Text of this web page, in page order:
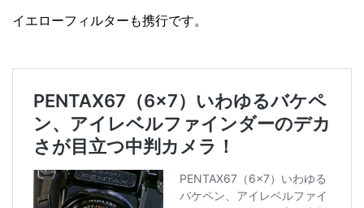
イエローフィルターも携行です。